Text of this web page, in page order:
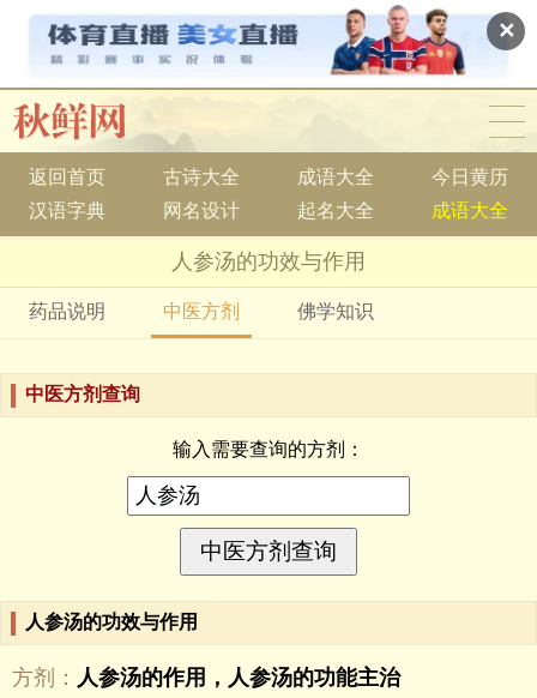
✕
返回首页 古诗大全 成语大全
今日黄历
汉语字典
网名设计 起名大全 成语大全
人参汤的功效与作用
药品说明 中医方剂 佛学知识
中医方剂查询
输入需要查询的方剂：
人参汤的功效与作用
方剂： 人参汤的作用，人参汤的功能主治